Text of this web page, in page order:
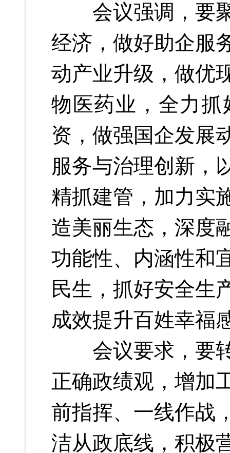
会议强调，要聚
经济，做好助企服
动产业升级，做优
物医药业，全力
资，做强国企发展
服务与治理创新，
精抓建管，加力实
造美丽生态，深度
功能性、内涵性和
民生，抓好安全生
成效提升百姓幸福
会议要求，要转
正确政绩观，增加
前指挥、一线作战
洁从政底线，积极